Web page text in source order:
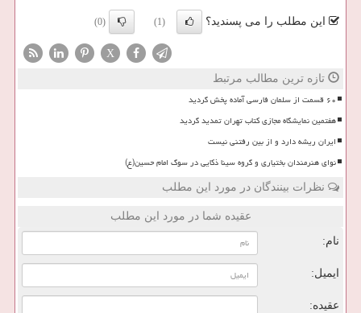
این مطلب را می پسندید؟ (1)
(0)
X
تازه ترین مطالب مرتبط
۶۰ قسمت از سلمان فارسی آماده پخش گردید
هفتمین نمایشگاه مجازی کتاب تهران تمدید گردید
ایران ریشه دارد و از بین رفتنی نیست
نوای هنرمندان بختیاری و گروه سینا ذکایی در سوگ امام حسین(ع)
نظرات بینندگان در مورد این مطلب
عقیده شما در مورد این مطلب
نام:
ایمیل:
عقیده: